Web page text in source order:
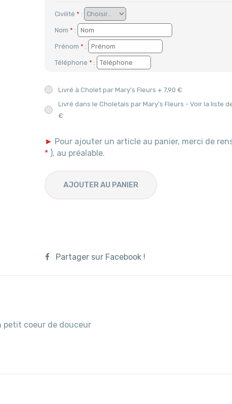
11 12 13
18 19 20 21 22
25 26 27 28 29
31 2 3 4 5
Civilité * :
Nom * :
Prénom * :
Téléphone * :
Livré à Cholet par Mary's Fleurs + 7,90 €
Livré dans le Choletais par Mary's Fleurs - Voir la liste
€
► Pour ajouter un article au panier, merci de
* ), au préalable.
AJOUTER AU PANIER
Partager sur Facebook !
petit coeur de douceur